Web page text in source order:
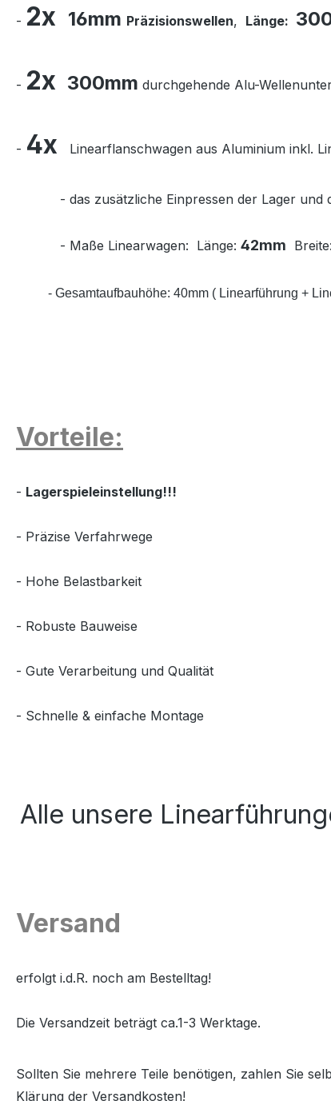
- 2x 16mm Präzisionswellen, Länge:
- 2x 300mm durchgehende Alu-
- 4x Linearflanschwagen aus Aluminium inkl.
- das zusätzliche Einpressen der Lager
- Maße Linearwagen: Länge: 42mm Breite:
- Gesamtaufbauhöhe: 40mm ( Linearführung +
Vorteile:
- Lagerspieleinstellung!!!
- Präzise Verfahrwege
- Hohe Belastbarkeit
- Robuste Bauweise
- Gute Verarbeitung und Qualität
- Schnelle & einfache Montage
Alle unsere
Versand
erfolgt i.d.R. noch am Bestelltag!
Die Versandzeit beträgt ca.1-3 Werktage.
Sollten Sie mehrere Teile benötigen, zahlen Sie
Klärung der Versandkosten!